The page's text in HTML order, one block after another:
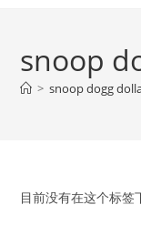
snoop
> snoop dogg
目前没有在这个标签